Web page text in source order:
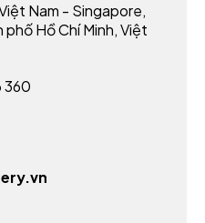
Nam - Singapore,
Hồ Chí Minh, Việt
360